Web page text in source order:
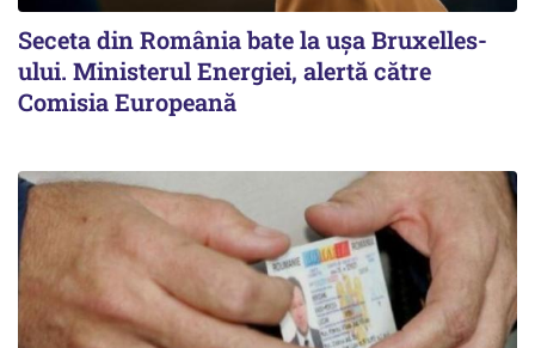
Seceta din România bate la ușa Bruxelles-
ului. Ministerul Energiei, alertă către
Comisia Europeană